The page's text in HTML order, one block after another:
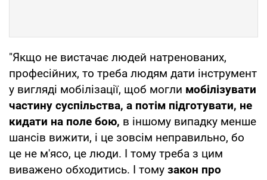
"Якщо не вистачає людей натренованих,
професійних, то треба людям дати інструмент
у вигляді мобілізації, щоб могли мобілізувати
частину суспільства, а потім підготувати, не
кидати на поле бою, в іншому випадку менше
шансів вижити, і це зовсім неправильно, бо
це не м'ясо, це люди. І тому треба з цим
виважено обходитись. І тому закон про